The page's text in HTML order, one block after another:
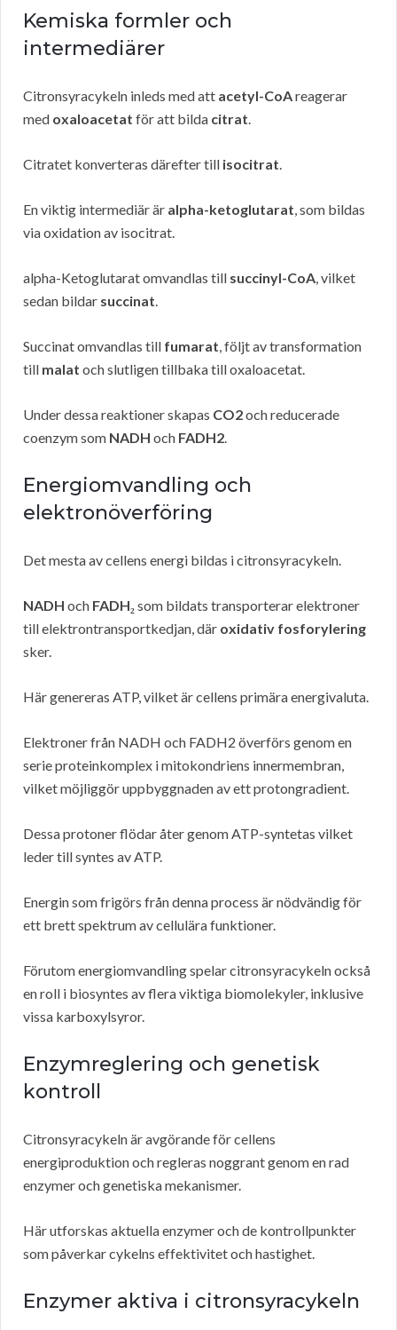
Kemiska formler och
intermediärer
Citronsyracykeln inleds med att acetyl-CoAreagerar
med oxaloacetat för att bilda citrat.
Citratet konverteras därefter till isocitrat.
En viktig intermediär är alpha-ketoglutarat, som bildas
via oxidation av isocitrat.
alpha-Ketoglutarat omvandlas till succinyl-CoA, vilket
sedan bildar succinat.
Succinat omvandlas till fumarat, följt av transformation
till malat och slutligen tillbaka till oxaloacetat.
Under dessa reaktioner skapas CO2och reducerade
coenzym som NADH och FADH2.
Energiomvandling och
elektronöverföring
Det mesta av cellens energi bildas i citronsyracykeln.
NADH och FADH₂som bildats transporterar elektroner
till elektrontransportkedjan, där oxidativ fosforylering
sker.
Här genereras ATP, vilket är cellens primära energivaluta.
Elektroner från NADH och FADH2 överförs genom en
serie proteinkomplex i mitokondriens innermembran,
vilket möjliggör uppbyggnaden av ett protongradient.
Dessa protoner flödar åter genom ATP-syntetas vilket
leder till syntes av ATP.
Energin som frigörs från denna process är nödvändig för
ett brett spektrum av cellulära funktioner.
Förutom energiomvandling spelar citronsyracykeln också
en roll i biosyntes av flera viktiga biomolekyler, inklusive
vissa karboxylsyror.
Enzymreglering och genetisk
kontroll
Citronsyracykeln är avgörande för cellens
energiproduktion och regleras noggrant genom en rad
enzymer och genetiska mekanismer.
Här utforskas aktuella enzymer och de kontrollpunkter
som påverkar cykelns effektivitet och hastighet.
Enzymer aktiva i citronsyracykeln